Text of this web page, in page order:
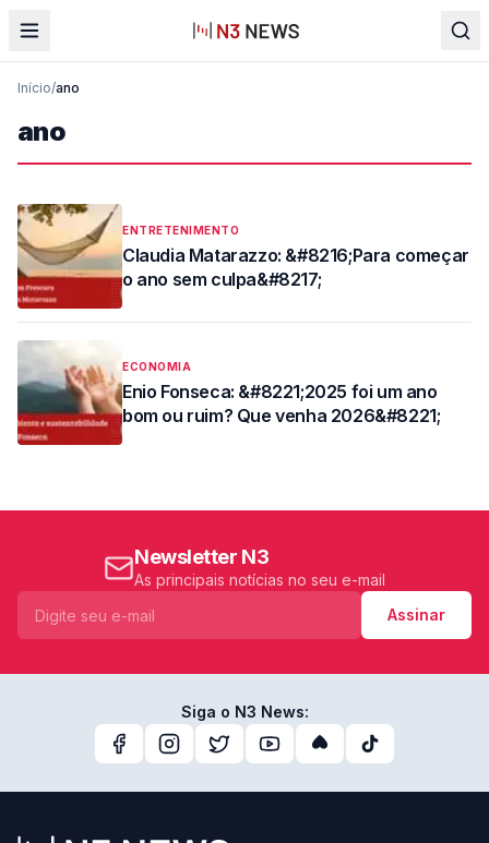
Início/ano
ano
ENTRETENIMENTO
Claudia Matarazzo: &#8216;Para começar
o ano sem culpa&#8217;
ECONOMIA
Enio Fonseca: &#8221;2025 foi um ano
bom ou ruim? Que venha 2026&#8221;
Newsletter N3
As principais notícias no seu e-mail
Assinar
Siga o N3 News: